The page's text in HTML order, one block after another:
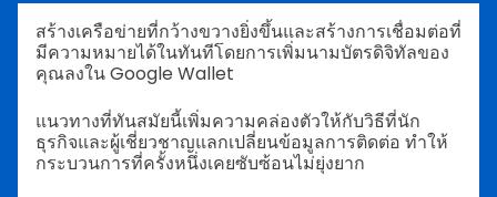
สร้างเครือข่ายที่กว้างขวางยิ่งขึ้นและสร้างการเชื่อมต่อที่
มีความหมายได้ในทันทีโดยการเพิ่มนามบัตรดิจิทัลของ
คุณลงใน Google Wallet
แนวทางที่ทันสมัยนี้เพิ่มความคล่องตัวให้กับวิธีที่นัก
ธุรกิจและผู้เชี่ยวชาญแลกเปลี่ยนข้อมูลการติดต่อ ทำให้
กระบวนการที่ครั้งหนึ่งเคยซับซ้อนไม่ยุ่งยาก